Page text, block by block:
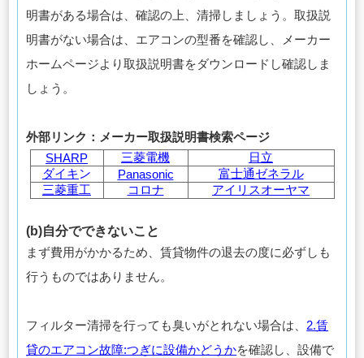
明書がある場合は、確認の上、清掃しましょう。取扱説
明書がない場合は、エアコンの型番を確認し、メーカー
ホームページより取扱説明書をダウンロードし確認しま
しょう。
外部リンク：メーカー取扱説明書検索ページ
SHARP
三菱電機
日立
ダイキン Panasonic
富士通ゼネラル
三菱重工
コロナ アイリスオーヤマ
(b)自分でできないこと
まず費用がかかるため、賃貸物件の退去の度に必ずしも
行うものではありません。
フィルター清掃を行っても臭いがとれない場合は、 2.賃
貸のエアコン故障:つぎに設備かどうかを確認し、設備で